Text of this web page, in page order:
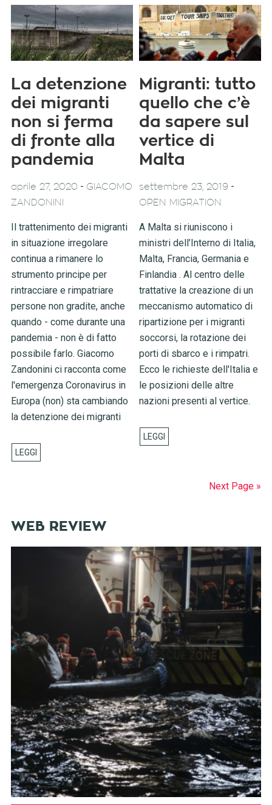
La detenzione
dei migranti
non si ferma
di fronte alla
pandemia
aprile 27, 2020- GIACOMO
ZANDONINI
Il trattenimento dei migranti
in situazione irregolare
continua a rimanere lo
strumento principe per
rintracciare e rimpatriare
persone non gradite, anche
quando - come durante una
pandemia - non è di fatto
possibile farlo. Giacomo
Zandonini ci racconta come
l'emergenza Coronavirus in
Europa (non) sta cambiando
la detenzione dei migranti
Migranti: tutto
quello che c’è
da sapere sul
vertice di
Malta
settembre 23, 2019 -
OPEN MIGRATION
A Malta si riuniscono i
ministri dell’Interno di Italia,
Malta, Francia, Germania e
Finlandia . Al centro delle
trattative la creazione di un
meccanismo automatico di
ripartizione per i migranti
soccorsi, la rotazione dei
porti di sbarco e i rimpatri.
Ecco le richieste dell'Italia e
le posizioni delle altre
nazioni presenti al vertice.
Next Page »
WEB REVIEW